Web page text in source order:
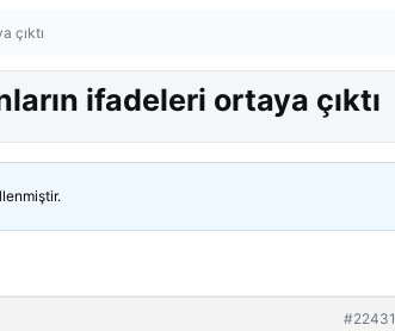
çıktı
ifadeleri ortaya çıktı
#22431